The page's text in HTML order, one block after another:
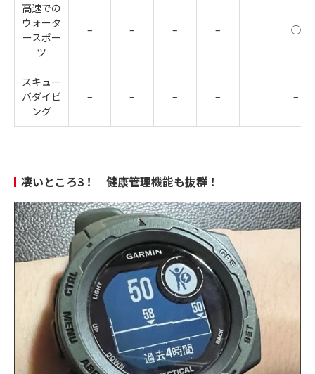
高速での
ウォータ
ースポー
ツ
– – – – ◯
スキュー
バダイビ
ング
– – – – –
凄いところ3！ 健康管理機能も抜群！